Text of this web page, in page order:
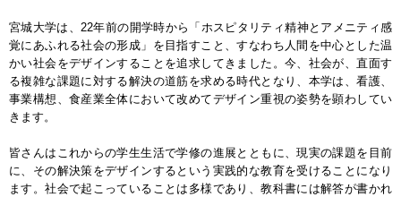
宮城大学は、22年前の開学時から「ホスピタリティ精神とアメニティ感
覚にあふれる社会の形成」を目指すこと、すなわち人間を中心とした温
かい社会をデザインすることを追求してきました。今、社会が、直面す
る複雑な課題に対する解決の道筋を求める時代となり、本学は、看護、
事業構想、食産業全体において改めてデザイン重視の姿勢を顕わしてい
きます。
皆さんはこれからの学生生活で学修の進展とともに、現実の課題を目前
に、その解決策をデザインするという実践的な教育を受けることになり
ます。社会で起こっていることは多様であり、教科書には解答が書かれ